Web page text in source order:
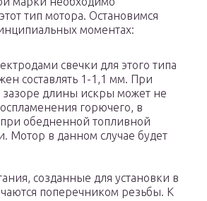
тип мотора. Остановимся
моментах:
свечки для этого типа
составлять 1-1,1 мм. При
длины искры может не
горючего, в
обедненной топливной
Мотор в данном случае будет
созданные для установки в
поперечником резьбы. К